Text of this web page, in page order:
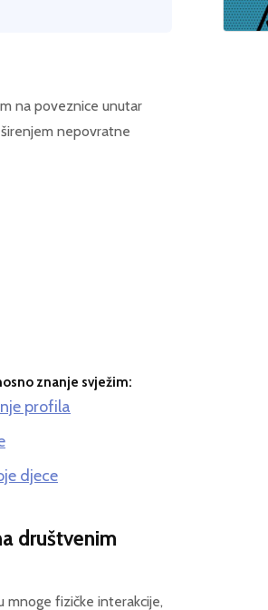
na poveznice unutar
nepovratne
znanje svježim:
profila
djece
društvenim
mnoge fizičke interakcije,